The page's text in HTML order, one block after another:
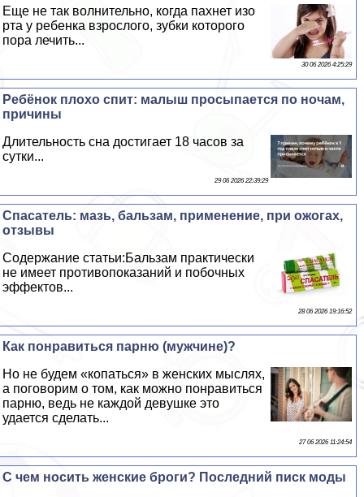
Еще не так волнительно, когда пахнет изо
рта у ребенка взрослого, зубки которого
пора лечить...
30 06 2026 4:25:29
Ребёнок плохо спит: малыш просыпается по ночам,
причины
Длительность сна достигает 18 часов за
сутки...
29 06 2026 22:39:29
Спасатель: мазь, бальзам, применение, при ожогах,
отзывы
Содержание статьи:Бальзам пpaктически
не имеет противопоказаний и побочных
эффектов...
28 06 2026 19:16:52
Как понравиться парню (мужчине)?
Но не будем «копаться» в женских мыслях,
а поговорим о том, как можно понравиться
парню, ведь не каждой дeвyшке это
удается сделать...
27 06 2026 11:24:54
С чем носить женские броги? Последний писк моды